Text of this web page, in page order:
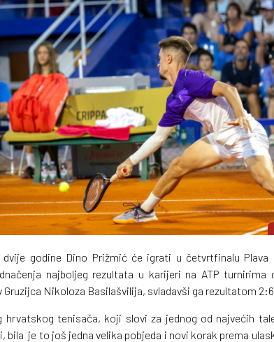
godine Dino Prižmić će igrati u četvrtfinalu Plava
najboljeg rezultata u karijeri na ATP turnirima
Nikoloza Basilašvilija, svladavši ga rezultatom
hrvatskog tenisača, koji slovi za jednog od najvećih
bila je to još jedna velika pobjeda i novi korak prema